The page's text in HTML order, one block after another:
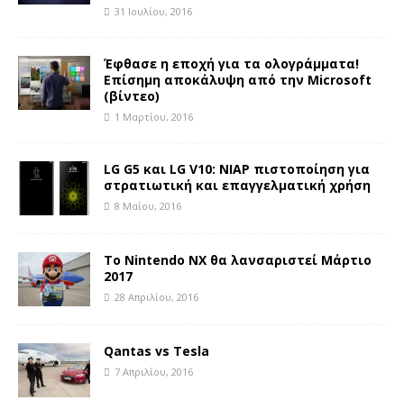
31 Ιουλίου, 2016
Έφθασε η εποχή για τα ολογράμματα!
Επίσημη αποκάλυψη από την Microsoft
(βίντεο)
1 Μαρτίου, 2016
LG G5 και LG V10: NIAP πιστοποίηση για
στρατιωτική και επαγγελματική χρήση
8 Μαΐου, 2016
Το Nintendo NX θα λανσαριστεί Μάρτιο
2017
28 Απριλίου, 2016
Qantas vs Tesla
7 Απριλίου, 2016